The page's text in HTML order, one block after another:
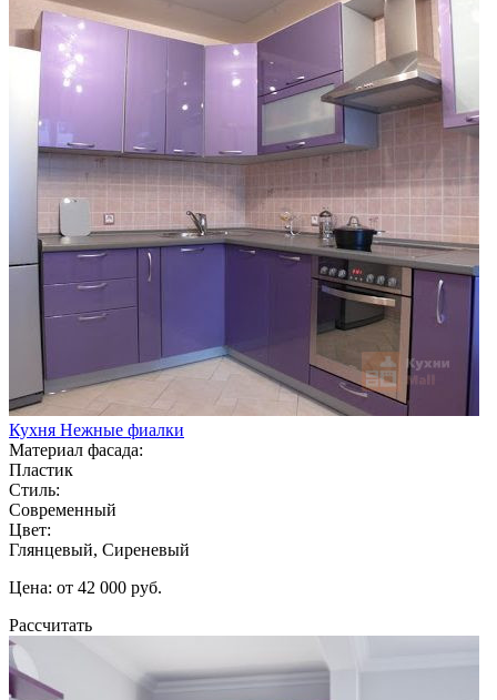
Кухня Нежные фиалки
Материал фасада:
Пластик
Стиль:
Современный
Цвет:
Глянцевый, Сиреневый
Цена: от 42 000 руб.
Рассчитать